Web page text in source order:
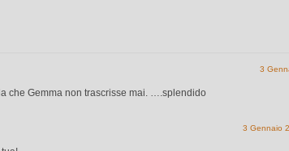
3
che Gemma non trascrisse mai. ….splendido
3 Gennaio